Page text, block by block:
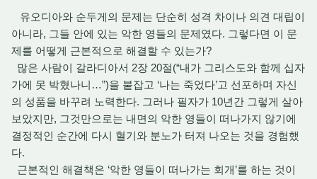
유오디아와 순두게의 문제는 단순히 성격 차이나 의견 대립이
아니라, 그들 안에 있는 악한 영들의 문제였다. 그렇다면 이 문
제를 어떻게 근본적으로 해결할 수 있는가?
많은 사람이 갈라디아서 2장 20절(“내가 그리스도와 함께 십자
가에 못 박혔나니…”)을 붙잡고 ‘나는 죽었다’고 선포하며 자신
의 성품을 바꾸려 노력한다. 그러나 필자가 10년간 그렇게 살아
보았지만, 그것만으로는 내면의 악한 영들이 떠나가지 않기에
결정적인 순간에 다시 혈기와 분노가 터져 나오는 것을 경험했
다.
근본적인 해결책은 ‘악한 영들이 떠나가는 회개’를 하는 것이